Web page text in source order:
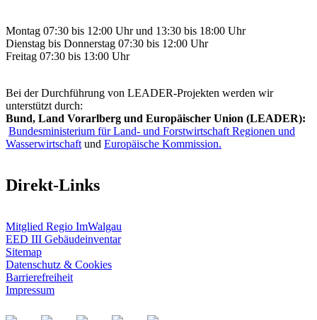
Montag 07:30 bis 12:00 Uhr und 13:30 bis 18:00 Uhr
Dienstag bis Donnerstag 07:30 bis 12:00 Uhr
Freitag 07:30 bis 13:00 Uhr
Bei der Durchführung von LEADER-Projekten werden wir
unterstützt durch:
Bund, Land Vorarlberg und Europäischer Union (LEADER):
Bundesministerium für Land- und Forstwirtschaft Regionen und
Wasserwirtschaft und Europäische Kommission.
Direkt-Links
Mitglied Regio ImWalgau
EED III Gebäudeinventar
Sitemap
Datenschutz & Cookies
Barrierefreiheit
Impressum